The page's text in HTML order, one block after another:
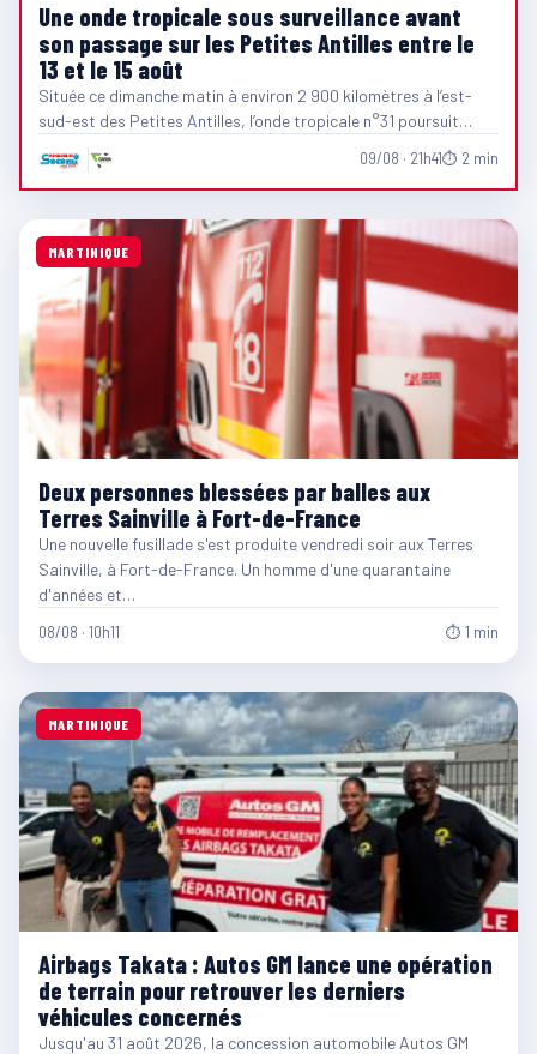
Une onde tropicale sous surveillance avant
son passage sur les Petites Antilles entre le
13 et le 15 août
Située ce dimanche matin à environ 2 900 kilomètres à l’est-
sud-est des Petites Antilles, l’onde tropicale n°31 poursuit…
09/08 · 21h41⏱ 2 min
MARTINIQUE
Deux personnes blessées par balles aux
Terres Sainville à Fort-de-France
Une nouvelle fusillade s'est produite vendredi soir aux Terres
Sainville, à Fort-de-France. Un homme d'une quarantaine
d'années et…
08/08 · 10h11 ⏱ 1 min
MARTINIQUE
Airbags Takata : Autos GM lance une opération
de terrain pour retrouver les derniers
véhicules concernés
Jusqu'au 31 août 2026, la concession automobile Autos GM